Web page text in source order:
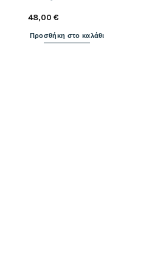
48,00€
Προσθήκη στο καλάθι